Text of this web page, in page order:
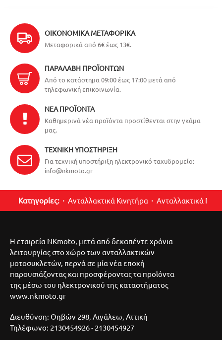
ΟΙΚΟΝΟΜΙΚΆ ΜΕΤΑΦΟΡΙΚΆ
Μεταφορικά από 6€ έως 13€.
ΠΑΡΑΛΑΒΉ ΠΡΟΪΌΝΤΩΝ
Από το κατάστημα 09:00 έως 17:00 μετά από
τηλεφωνική επικοινωνία.
ΝΈΑ ΠΡΟΪΌΝΤΑ
Καθημερινά νέα προϊόντα προστίθενται στην γκάμα
μας.
ΤΕΧΝΙΚΉ ΥΠΟΣΤΉΡΙΞΗ
Για τεχνική υποστήριξη ηλεκτρονικό ταχυδρομείο:
info@nkmoto.gr
Κατηγορίες: Ανταλλακτικά Κινητήρα Ανταλλακτικά
Η εταιρεία NKmoto, μετά από δεκαπέντε χρόνια
λειτουργίας στο χώρο των ανταλλακτικών
μοτοσυκλετών, περνά σε μία νέα εποχή
παρουσιάζοντας και προσφέροντας τα προϊόντα
της μέσω του ηλεκτρονικού της καταστήματος
www.nkmoto.gr
Διευθύνση: Θηβών 298, Αιγάλεω, Αττική
Τηλέφωνο: 2130454926 - 2130454927